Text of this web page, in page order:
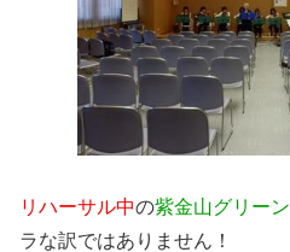
リハーサル中の紫金山グリー
ラな訳ではありません！